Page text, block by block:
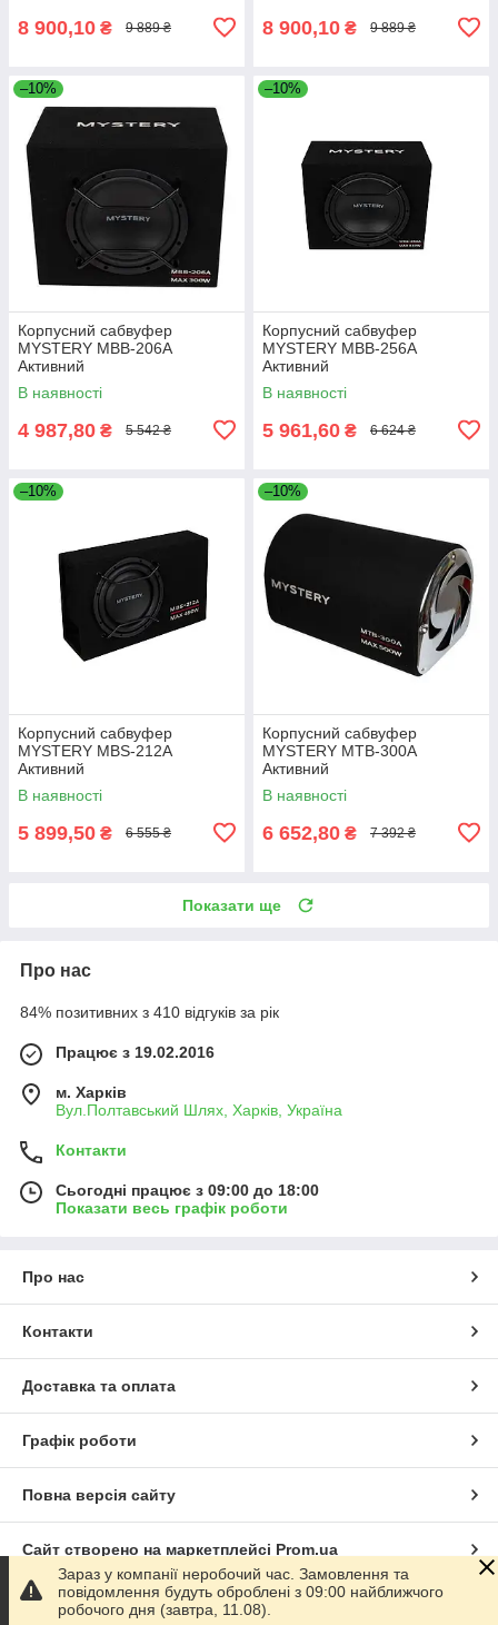
8 900,10 ₴ 9 889 ₴ 8 900,10 ₴ 9 889 ₴
–10%
Корпусний сабвуфер
MYSTERY MBB-206A
Активний
В наявності
4 987,80 ₴ 5 542 ₴
–10%
Корпусний сабвуфер
MYSTERY MBB-256A
Активний
В наявності
5 961,60 ₴ 6 624 ₴
–10%
Корпусний сабвуфер
MYSTERY MBS-212A
Активний
В наявності
5 899,50 ₴ 6 555 ₴
–10%
Корпусний сабвуфер
MYSTERY MTB-300A
Активний
В наявності
6 652,80 ₴ 7 392 ₴
Показати ще
Про нас
84% позитивних з 410 відгуків за рік
Працює з 19.02.2016
м. Харків
Вул.Полтавський Шлях, Харків, Україна
Контакти
Сьогодні працює з 09:00 до 18:00
Показати весь графік роботи
Про нас
Контакти
Доставка та оплата
Графік роботи
Повна версія сайту
Сайт створено на маркетплейсі Prom.ua
Політика конфіденційності
Зараз у компанії неробочий час. Замовлення та
повідомлення будуть оброблені з 09:00 найближчого
робочого дня (завтра, 11.08).